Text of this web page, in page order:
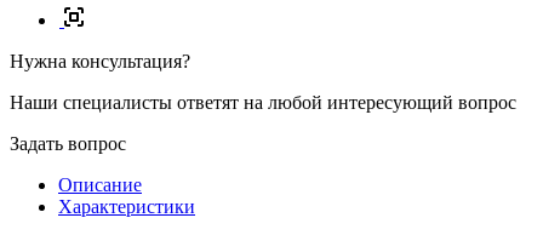
Нужна консультация?
Наши специалисты ответят на любой интересующий вопрос
Задать вопрос
Описание
Характеристики